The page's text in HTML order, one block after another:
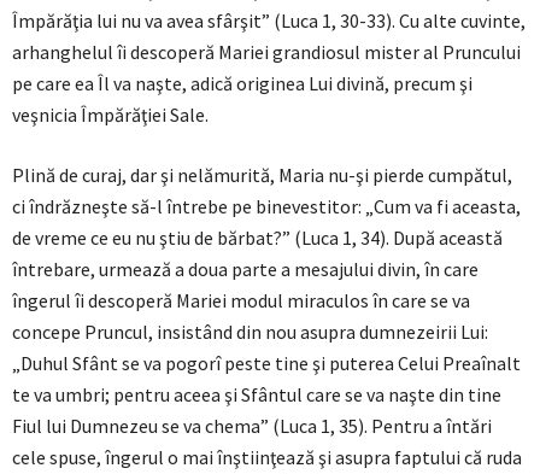
Împărăţia lui nu va avea sfârşit” (Luca 1, 30-33). Cu alte cuvinte,
arhanghelul îi descoperă Mariei grandiosul mister al Pruncului
pe care ea Îl va naşte, adică originea Lui divină, precum şi
veşnicia Împărăţiei Sale.
Plină de curaj, dar şi nelămurită, Maria nu-şi pierde cumpătul,
ci îndrăzneşte să-l întrebe pe binevestitor: „Cum va fi aceasta,
de vreme ce eu nu ştiu de bărbat?” (Luca 1, 34). După această
întrebare, urmează a doua parte a mesajului divin, în care
îngerul îi descoperă Mariei modul miraculos în care se va
concepe Pruncul, insistând din nou asupra dumnezeirii Lui:
„Duhul Sfânt se va pogorî peste tine şi puterea Celui Preaînalt
te va umbri; pentru aceea şi Sfântul care se va naşte din tine
Fiul lui Dumnezeu se va chema” (Luca 1, 35). Pentru a întări
cele spuse, îngerul o mai înştiinţează şi asupra faptului că ruda